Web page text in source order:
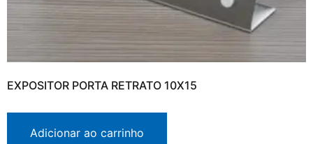
EXPOSITOR PORTA RETRATO 10X15
Adicionar ao carrinho